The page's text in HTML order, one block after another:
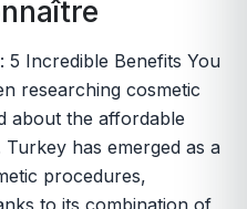
5 Incredible Benefits You
researching cosmetic
about the affordable
has emerged as a
procedures,